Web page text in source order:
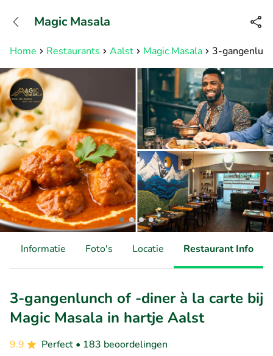
Bereikbaar tot 23:00 uur
Home Restaurants Aalst Magic Masala 3-
Magic Masala
Informatie Foto's Locatie Restaurant Info
3-gangenlunch of -diner à la carte bij
Magic Masala in hartje Aalst
9.9 Perfect • 183 beoordelingen